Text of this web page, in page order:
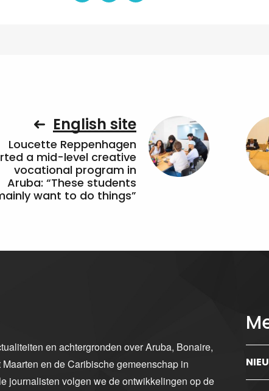
English site
Loucette Reppenhagen
a mid-level creative
vocational program in
Aruba: “These students
want to do things”
en achtergronden over Aruba, Bonaire,
en de Caribische gemeenschap in
journalisten volgen we de ontwikkelingen op de